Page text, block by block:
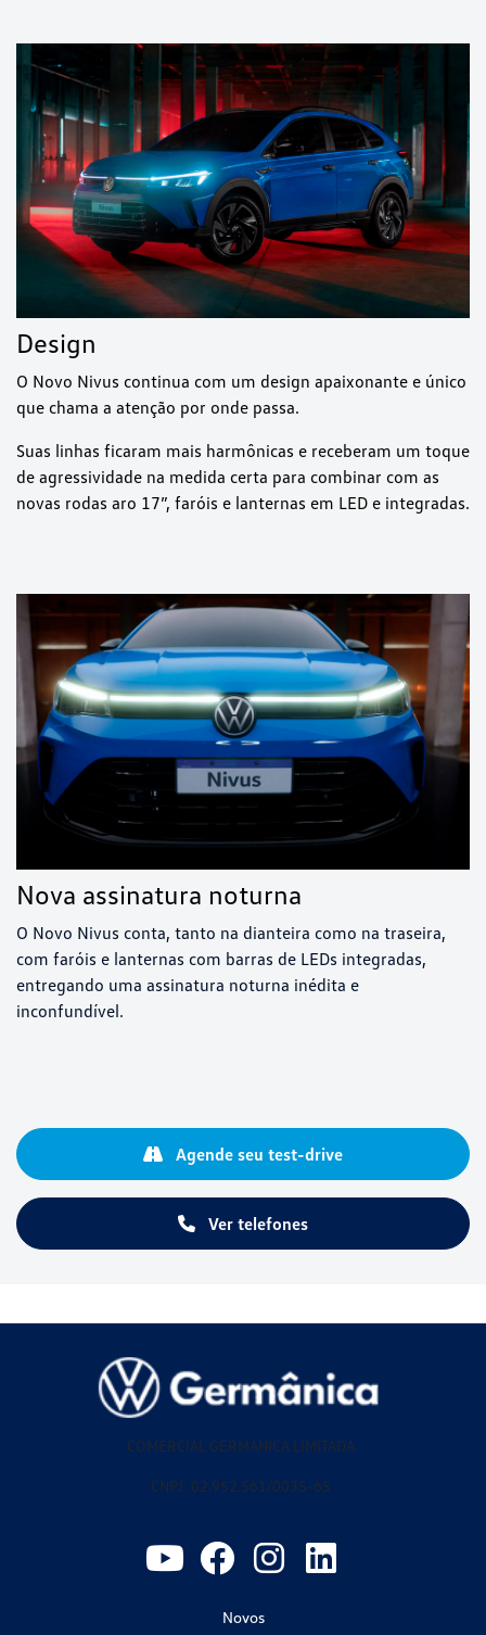
Design
O Novo Nivus continua com um design apaixonante e único
que chama a atenção por onde passa.
Suas linhas ficaram mais harmônicas e receberam um toque
de agressividade na medida certa para combinar com as
novas rodas aro 17”, faróis e lanternas em LED e integradas.
Nova assinatura noturna
O Novo Nivus conta, tanto na dianteira como na traseira,
com faróis e lanternas com barras de LEDs integradas,
entregando uma assinatura noturna inédita e
inconfundível.
Ver telefones
Agende seu test-drive
COMERCIAL GERMANICA LIMITADA
CNPJ: 02.952.561/0035-65
Novos